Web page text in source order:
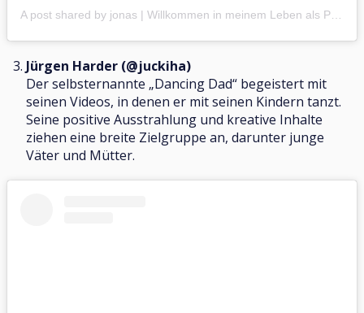
Jürgen Harder (@juckiha)
Der selbsternannte „Dancing Dad“ begeistert mit
seinen Videos, in denen er mit seinen Kindern tanzt.
Seine positive Ausstrahlung und kreative Inhalte
ziehen eine breite Zielgruppe an, darunter junge
Väter und Mütter.